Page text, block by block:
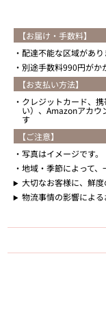
【お届け・手数料】
配達不能な区域があり
別途手数料990円がか
【お支払い方法】
クレジットカード、
い）、Amazonアカ
す
【ご注意】
写真はイメージです。
地域・季節によって、
大切なお客様に、鮮
物流事情の影響によ